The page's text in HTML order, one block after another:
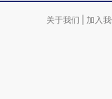
关于我们 加入